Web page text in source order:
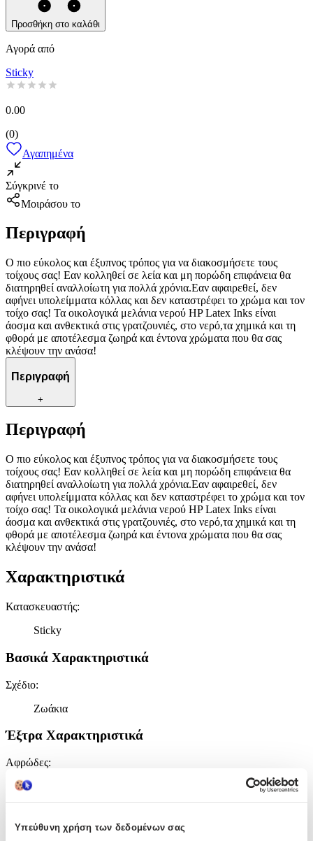
Υπεύθυνη χρήση των δεδομένων σας
Προσθήκη στο καλάθι
Αγορά από
Sticky
0.00
(0)
Αγαπημένα
Σύγκρινέ το
Μοιράσου το
Περιγραφή
Ο πιο εύκολος και έξυπνος τρόπος για να διακοσμήσετε τους
τοίχους σας! Εαν κολληθεί σε λεία και μη πορώδη επιφάνεια θα
διατηρηθεί αναλλοίωτη για πολλά χρόνια.Εαν αφαιρεθεί, δεν
αφήνει υπολείμματα κόλλας και δεν καταστρέφει το χρώμα και τον
τοίχο σας! Τα οικολογικά μελάνια νερού HP Latex Inks είναι
άοσμα και ανθεκτικά στις γρατζουνιές, στο νερό,τα χημικά και τη
φθορά με αποτέλεσμα ζωηρά και έντονα χρώματα που θα σας
κλέψουν την ανάσα!
Περιγραφή
+
Περιγραφή
Ο πιο εύκολος και έξυπνος τρόπος για να διακοσμήσετε τους
τοίχους σας! Εαν κολληθεί σε λεία και μη πορώδη επιφάνεια θα
διατηρηθεί αναλλοίωτη για πολλά χρόνια.Εαν αφαιρεθεί, δεν
αφήνει υπολείμματα κόλλας και δεν καταστρέφει το χρώμα και τον
τοίχο σας! Τα οικολογικά μελάνια νερού HP Latex Inks είναι
άοσμα και ανθεκτικά στις γρατζουνιές, στο νερό,τα χημικά και τη
φθορά με αποτέλεσμα ζωηρά και έντονα χρώματα που θα σας
κλέψουν την ανάσα!
Χαρακτηριστικά
Κατασκευαστής:
Sticky
Βασικά Χαρακτηριστικά
Σχέδιο:
Ζωάκια
Έξτρα Χαρακτηριστικά
Αφρώδες:
Ναι